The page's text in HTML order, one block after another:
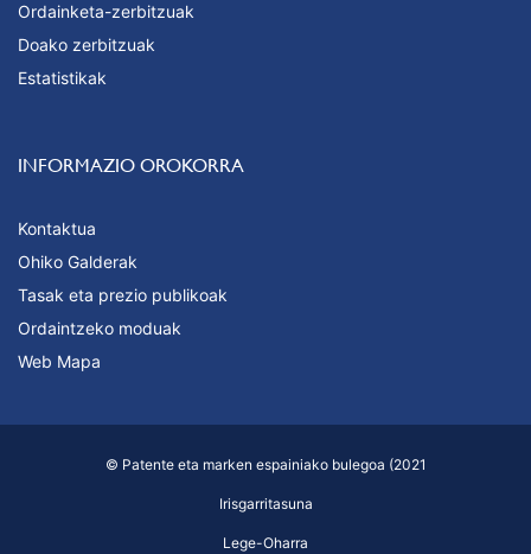
Ordainketa-zerbitzuak
Doako zerbitzuak
Estatistikak
INFORMAZIO OROKORRA
Kontaktua
Ohiko Galderak
Tasak eta prezio publikoak
Ordaintzeko moduak
Web Mapa
© Patente eta marken espainiako bulegoa (2021
Irisgarritasuna
Lege-Oharra